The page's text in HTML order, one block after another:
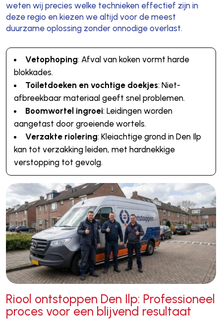
weten wij precies welke technieken effectief zijn in
deze regio en kiezen we altijd voor de meest
duurzame oplossing zonder onnodige overlast.
Vetophoping: Afval van koken vormt harde
blokkades.
Toiletdoeken en vochtige doekjes: Niet-
afbreekbaar materiaal geeft snel problemen.
Boomwortel ingroei: Leidingen worden
aangetast door groeiende wortels.
Verzakte riolering: Kleiachtige grond in Den Ilp
kan tot verzakking leiden, met hardnekkige
verstopping tot gevolg.
Riool ontstoppen Den Ilp: Professioneel
proces voor een blijvend resultaat